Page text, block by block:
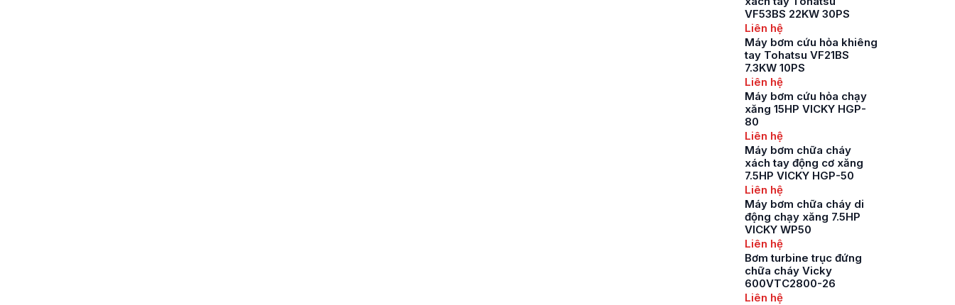
VF53BS 22KW 30PS
Liên hệ
Máy bơm cứu hỏa khiêng
tay Tohatsu VF21BS
7.3KW 10PS
Liên hệ
Máy bơm cứu hỏa chạy
xăng 15HP VICKY HGP-
80
Liên hệ
Máy bơm chữa cháy
xách tay động cơ xăng
7.5HP VICKY HGP-50
Liên hệ
Máy bơm chữa cháy di
động chạy xăng 7.5HP
VICKY WP50
Liên hệ
Bơm turbine trục đứng
chữa cháy Vicky
600VTC2800-26
Liên hệ